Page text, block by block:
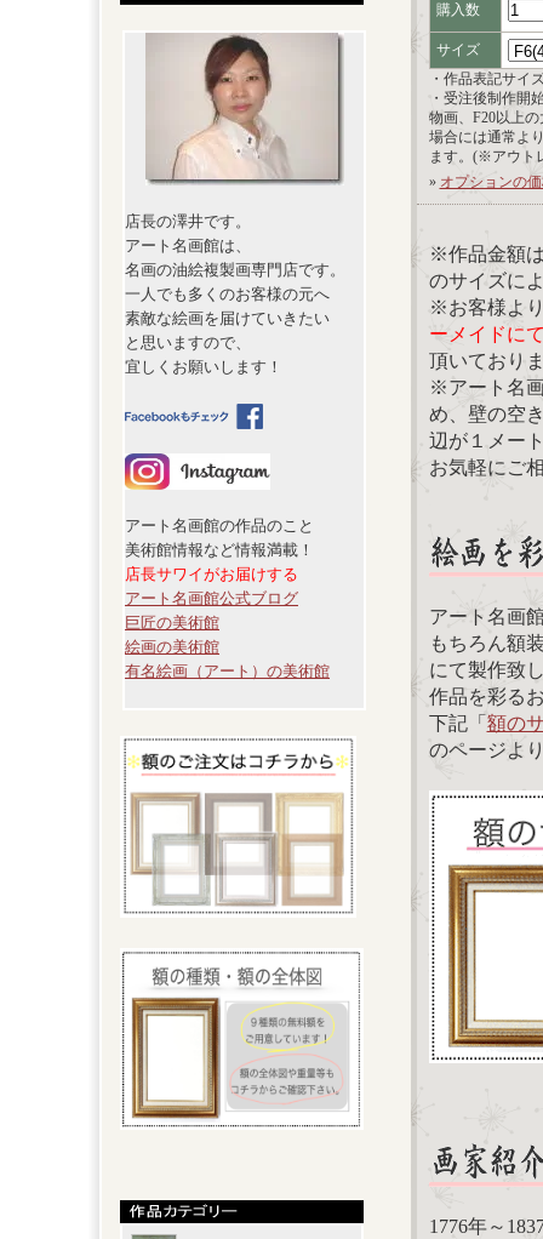
店長の澤井です。
アート名画館は、
名画の油絵複製画専門店です。
一人でも多くのお客様の元へ
素敵な絵画を届けていきたい
と思いますので、
宜しくお願いします！
アート名画館の作品のこと
美術館情報など情報満載！
店長サワイがお届けする
アート名画館公式ブログ
巨匠の美術館
絵画の美術館
有名絵画（アート）の美術館
購入数
サイズ
・作品表記サイ
・受注後制作開
物画、F20以上
場合には通常よ
ます。(※アウト
» オプションの
※作品金額
のサイズに
※お客様よ
ーメイドに
頂いており
※アート名
め、壁の空
辺が１メー
お気軽にご
アート名画
もちろん額
にて製作致
作品を彩る
下記「額の
のページよ
1776年～